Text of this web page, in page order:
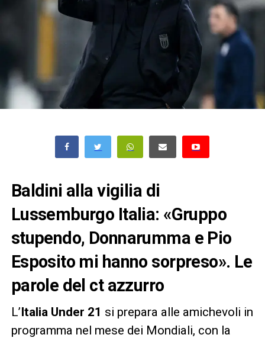
Baldini alla vigilia di
Lussemburgo Italia: «Gruppo
stupendo, Donnarumma e Pio
Esposito mi hanno sorpreso». Le
parole del ct azzurro
L’ Italia Under 21 si prepara alle amichevoli in
programma nel mese dei Mondiali, con la